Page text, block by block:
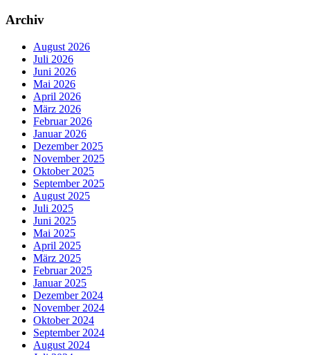
Archiv
August 2026
Juli 2026
Juni 2026
Mai 2026
April 2026
März 2026
Februar 2026
Januar 2026
Dezember 2025
November 2025
Oktober 2025
September 2025
August 2025
Juli 2025
Juni 2025
Mai 2025
April 2025
März 2025
Februar 2025
Januar 2025
Dezember 2024
November 2024
Oktober 2024
September 2024
August 2024